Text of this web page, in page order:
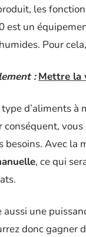
les
est un
Pour
: Mettre la
d’aliments
conséquent,
besoins. Avec la
, ce qui
une
donc gagner